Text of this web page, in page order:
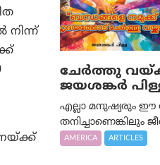
നിന്ന്
ചേർത്തു
ജയശങ്കര്‍
എല്ലാ മനുഷ്യരും ഈ
തനിച്ചാണെങ്കിലും
AMERICA ARTICLES